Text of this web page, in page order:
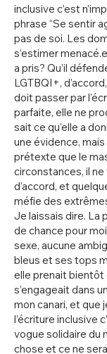
inclusive c’est
phrase “Se sentir
pas de soi. Les
s’estimer
a pris? Qu’il
LGTBQI+,
doit passer par
parfaite, elle ne
sait ce qu’elle a
une évidence,
prétexte que le
circonstances, il
d’accord, et
méfie des
Je laissais dire. La
de chance pour
sexe, aucune
bleus et ses tops
elle prenait bientôt
s’engageait dans
mon canari, et que
l’écriture inclusive
vogue solidaire du
chose et ce ne